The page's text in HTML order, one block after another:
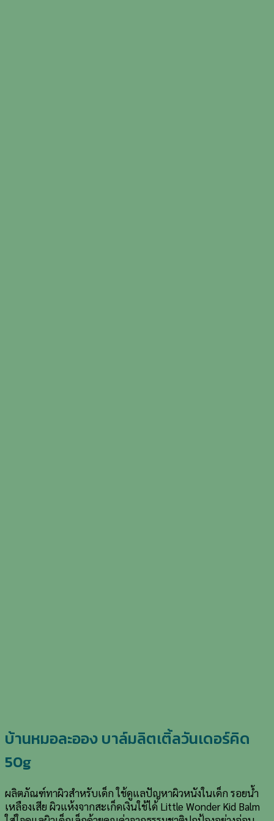
บ้านหมอละออง บาล์มลิตเติ้ลวันเดอร์คิด
50g
ผลิตภัณฑ์ทาผิวสำหรับเด็ก ใช้ดูแลปัญหาผิวหนังในเด็ก รอยน้ำ
เหลืองเสีย ผิวแห้งจากสะเก็ดเงินใช้ได้ Little Wonder Kid Balm